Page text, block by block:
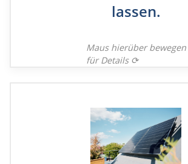
lassen.
Maus hierüber bewegen
für Details ⟳